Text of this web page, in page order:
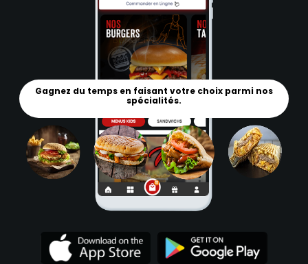
Gagnez du temps en faisant votre choix parmi nos
spécialités.